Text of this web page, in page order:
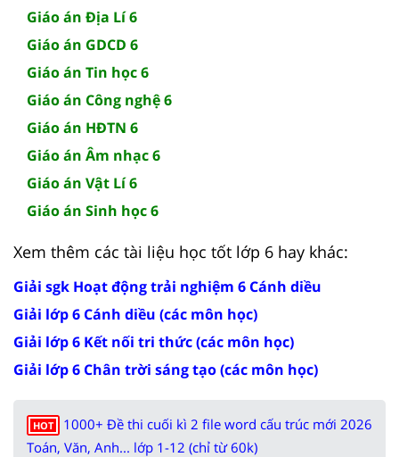
Giáo án Địa Lí 6
Giáo án GDCD 6
Giáo án Tin học 6
Giáo án Công nghệ 6
Giáo án HĐTN 6
Giáo án Âm nhạc 6
Giáo án Vật Lí 6
Giáo án Sinh học 6
Xem thêm các tài liệu học tốt lớp 6 hay khác:
Giải sgk Hoạt động trải nghiệm 6 Cánh diều
Giải lớp 6 Cánh diều (các môn học)
Giải lớp 6 Kết nối tri thức (các môn học)
Giải lớp 6 Chân trời sáng tạo (các môn học)
HOT
1000+ Đề thi cuối kì 2 file word cấu trúc mới 2026
Toán, Văn, Anh... lớp 1-12 (chỉ từ 60k)